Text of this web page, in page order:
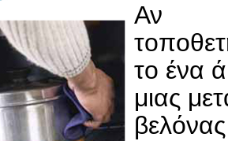
Αν
το ένα
μιας
βελόνας